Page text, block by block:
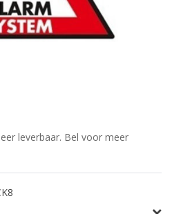
leverbaar. Bel voor meer